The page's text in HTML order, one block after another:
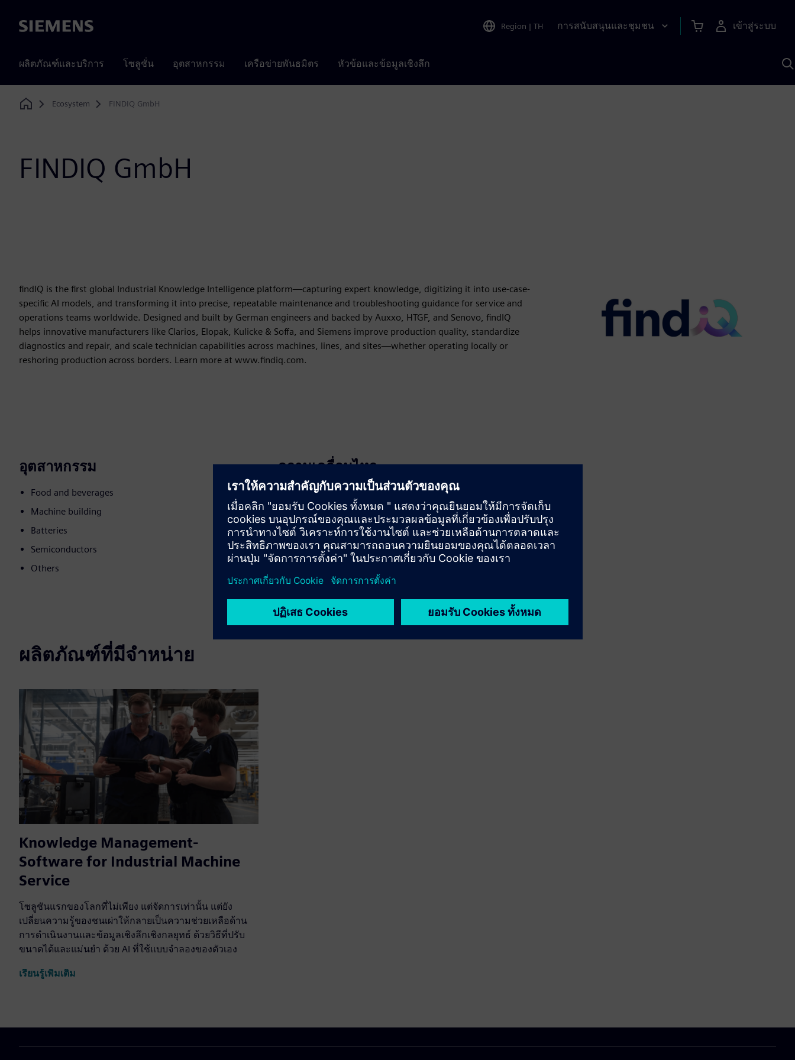
Siemens Region | TH การสนับสนุนและชุมชน เข้าสู่ระบบ
ผลิตภัณฑ์และบริการ โซลูชั่น อุตสาหกรรม เครือข่ายพันธมิตร หัวข้อและข้อมูลเชิงลึก
Home
Ecosystem FINDIQ GmbH
FINDIQ GmbH
findIQ is the first global Industrial Knowledge Intelligence platform—capturing expert knowledge, digitizing it into use-case-
specific AI models, and transforming it into precise, repeatable maintenance and troubleshooting guidance for service and
operations teams worldwide. Designed and built by German engineers and backed by Auxxo, HTGF, and Senovo, findIQ
helps innovative manufacturers like Clarios, Elopak, Kulicke & Soffa, and Siemens improve production quality, standardize
diagnostics and repair, and scale technician capabilities across machines, lines, and sites—whether operating locally or
reshoring production across borders. Learn more at www.findiq.com.
อุตสาหกรรม
Food and beverages
Machine building
Batteries
Semiconductors
Others
ความเคลื่อนไหว
Build
ขยายหรือสร้างด้วยผลิตภัณฑ์/โซลูชันของ Siemens
Xcelerator โดยการสร้างผลิตภัณฑ์ใหม่ หรือสร้างโซลูชัน
ลูกค้าใหม่ผ่านการผสานรวมผลิตภัณฑ์ Siemens Xcelerator
และผลิตภัณฑ์ของตัวเอง
ผลิตภัณฑ์ที่มีจำหน่าย
Knowledge Management-
Software for Industrial Machine
Service
โซลูชันแรกของโลกที่ไม่เพียง แต่จัดการเท่านั้น แต่ยัง
เปลี่ยนความรู้ของชนเผ่าให้กลายเป็นความช่วยเหลือด้าน
การดำเนินงานและข้อมูลเชิงลึกเชิงกลยุทธ์ ด้วยวิธีที่ปรับ
ขนาดได้และแม่นยำ ด้วย AI ที่ใช้แบบจำลองของตัวเอง
เรียนรู้เพิ่มเติม